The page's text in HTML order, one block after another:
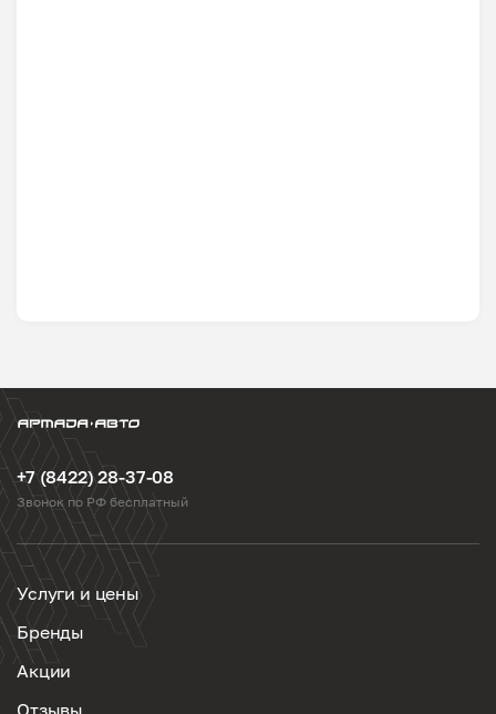
+7 (8422) 28-37-08
Звонок по РФ бесплатный
Услуги и цены
Бренды
Акции
Отзывы